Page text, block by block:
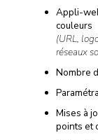
Appli-
couleurs
(URL,
réseaux
Nombre
Mises à
points et